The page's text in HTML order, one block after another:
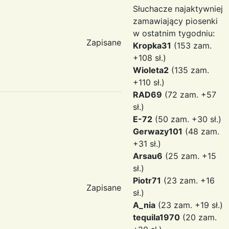
Zapisane
Zapisane
Słuchacze najaktywniej
zamawiający piosenki
w ostatnim tygodniu:
Kropka31 (153 zam.
+108 sł.)
Wioleta2 (135 zam.
+110 sł.)
RAD69 (72 zam. +57
sł.)
E-72 (50 zam. +30 sł.)
Gerwazy101 (48 zam.
+31 sł.)
Arsau6 (25 zam. +15
sł.)
Piotr71 (23 zam. +16
sł.)
A_nia (23 zam. +19 sł.)
tequila1970 (20 zam.